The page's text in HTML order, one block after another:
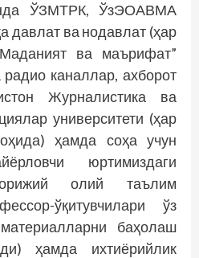
ЎЗМТРК, ЎзЭОАВМА
давлат ва нодавлат (ҳар
ва маърифат”
каналлар, ахборот
Журналистика ва
университети (ҳар
ҳамда соҳа учун
юртимиздаги
олий таълим
ўқитувчилари ўз
баҳолаш
ҳамда ихтиёрийлик